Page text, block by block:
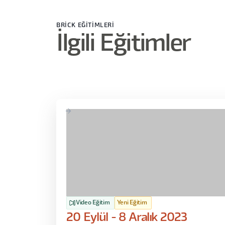
BRİCK EĞİTİMLERİ
İlgili Eğitimler
Video Eğitim Yeni Eğitim
20 Eylül - 8 Aralık 2023